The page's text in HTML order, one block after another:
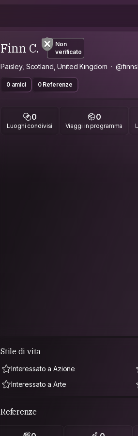
Finn C.
Non
verificato
Paisley, Scotland, United Kingdom
0 amici 0 Referenze
0
Luoghi condivisi
0
Viaggi in programma
Stile di vita
Interessato a Azione
Interessato a Arte
Referenze